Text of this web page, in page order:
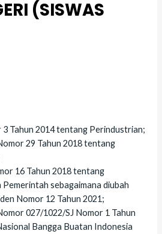
(SISWAS
Tahun 2014 tentang Perindustrian;
29 Tahun 2018 tentang
16 Tahun 2018 tentang
sebagaimana diubah
Nomor 12 Tahun 2021;
027/1022/SJ Nomor 1 Tahun
Bangga Buatan Indonesia